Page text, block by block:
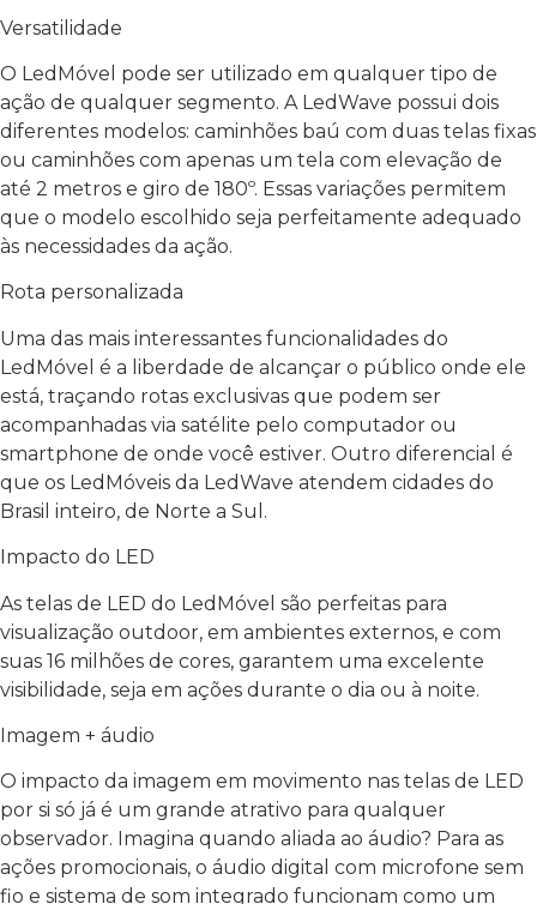
Versatilidade
O LedMóvel pode ser utilizado em qualquer tipo de
ação de qualquer segmento. A LedWave possui dois
diferentes modelos: caminhões baú com duas telas fixas
ou caminhões com apenas um tela com elevação de
até 2 metros e giro de 180º. Essas variações permitem
que o modelo escolhido seja perfeitamente adequado
às necessidades da ação.
Rota personalizada
Uma das mais interessantes funcionalidades do
LedMóvel é a liberdade de alcançar o público onde ele
está, traçando rotas exclusivas que podem ser
acompanhadas via satélite pelo computador ou
smartphone de onde você estiver. Outro diferencial é
que os LedMóveis da LedWave atendem cidades do
Brasil inteiro, de Norte a Sul.
Impacto do LED
As telas de LED do LedMóvel são perfeitas para
visualização outdoor, em ambientes externos, e com
suas 16 milhões de cores, garantem uma excelente
visibilidade, seja em ações durante o dia ou à noite.
Imagem + áudio
O impacto da imagem em movimento nas telas de LED
por si só já é um grande atrativo para qualquer
observador. Imagina quando aliada ao áudio? Para as
ações promocionais, o áudio digital com microfone sem
fio e sistema de som integrado funcionam como um